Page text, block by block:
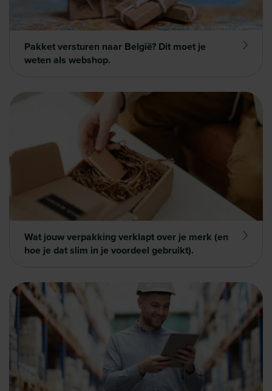
Pakket versturen naar België? Dit moet je
weten als webshop.
Wat jouw verpakking verklapt over je merk (en
hoe je dat slim in je voordeel gebruikt).